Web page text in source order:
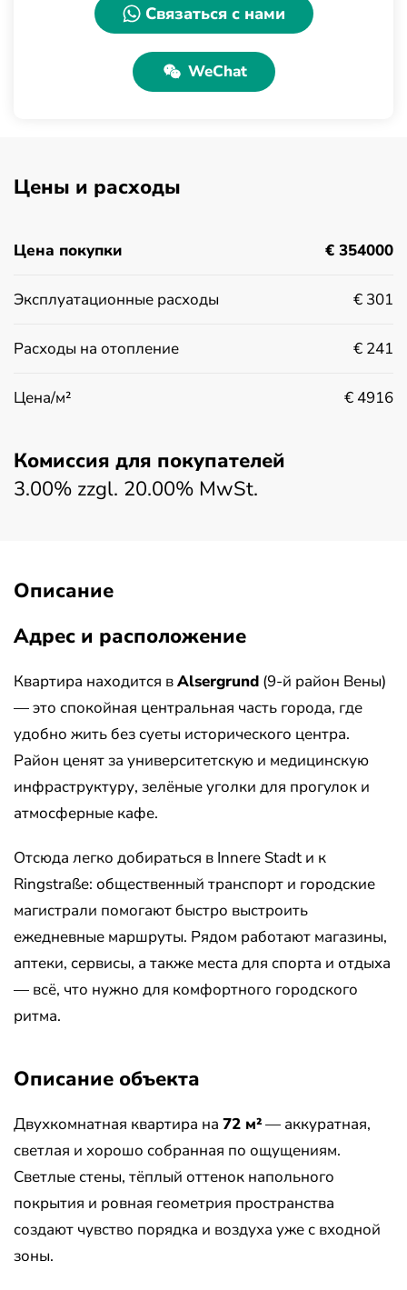
Связаться с нами
WeChat
Цены и расходы
Цена покупки € 354000
Эксплуатационные расходы € 301
Расходы на отопление € 241
Цена/м² € 4916
Комиссия для покупателей
3.00% zzgl. 20.00% MwSt.
Описание
Адрес и расположение
Квартира находится вAlsergrund (9-й район Вены)
— это спокойная центральная часть города, где
удобно жить без суеты исторического центра.
Район ценят за университетскую и медицинскую
инфраструктуру, зелёные уголки для прогулок и
атмосферные кафе.
Отсюда легко добираться в Innere Stadt и к
Ringstraße: общественный транспорт и городские
магистрали помогают быстро выстроить
ежедневные маршруты. Рядом работают магазины,
аптеки, сервисы, а также места для спорта и отдыха
— всё, что нужно для комфортного городского
ритма.
Описание объекта
Двухкомнатная квартира на 72 м²— аккуратная,
светлая и хорошо собранная по ощущениям.
Светлые стены, тёплый оттенок напольного
покрытия и ровная геометрия пространства
создают чувство порядка и воздуха уже с входной
зоны.